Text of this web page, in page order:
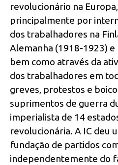
revolucionário na
principalmente por
dos trabalhadores na
Alemanha (1918-1923) e
bem como através da
dos trabalhadores em
greves, protestos e
suprimentos de guerra
imperialista de 14
revolucionária. A IC deu
fundação de partidos
independentemente do